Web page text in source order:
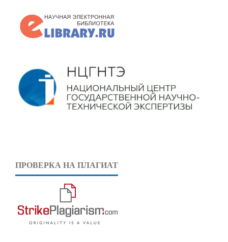
ПРОВЕРКА НА ПЛАГИАТ